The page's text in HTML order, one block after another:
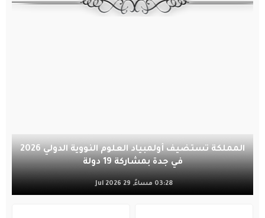
المملكة تستضيف أولمبياد العلوم النووية الدولي 2026
في جدة بمشاركة 19 دولة
03:28 مساءً, 29 Jul 2026